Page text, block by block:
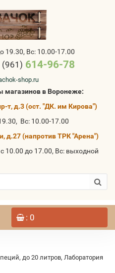
19.30, Вс: 10.00-17.00
(961) 614-96-78
shop.ru
магазинов в Воронеже:
т, д.3 (ост. "ДК. им Кирова")
Вс: 10.00-17.00
д.27 (напротив ТРК "Арена")
10.00 до 17.00, Вс: выходной
: 0
до 20 литров, Лаборатория